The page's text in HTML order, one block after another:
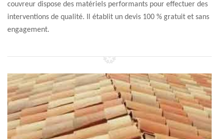
couvreur dispose des matériels performants pour effectuer des
interventions de qualité. Il établit un devis 100 % gratuit et sans
engagement.